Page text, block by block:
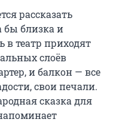
рассказать
бы близка и
в театр приходят
слоёв
и балкон — все
свои печали.
сказка для